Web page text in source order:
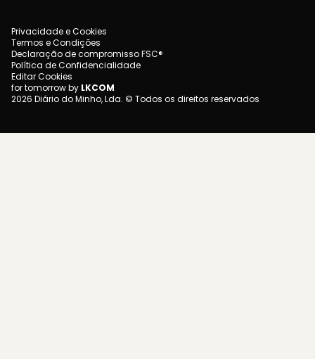
Privacidade e Cookies
Termos e Condições
Declaração de compromisso FSC®
Política de Confidencialidade
Editar Cookies
for tomorrow by LKCOM
2026 Diário do Minho, Lda. © Todos os direitos reservados